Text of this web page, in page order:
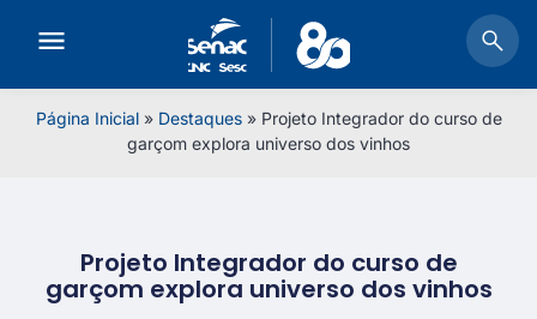
Página Inicial» Destaques» Projeto Integrador do curso de
garçom explora universo dos vinhos
Projeto Integrador do curso de
garçom explora universo dos vinhos